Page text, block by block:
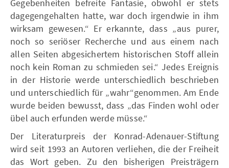
Gegebenheiten befreite Fantasie, obwohl er stets
dagegengehalten hatte, war doch irgendwie in ihm
wirksam gewesen.“ Er erkannte, dass „aus purer,
noch so seriöser Recherche und aus einem nach
allen Seiten abgesichertem historischen Stoff allein
noch kein Roman zu schmieden sei.“ Jedes Ereignis
in der Historie werde unterschiedlich beschrieben
und unterschiedlich für „wahr“genommen. Am Ende
wurde beiden bewusst, dass „das Finden wohl oder
übel auch erfunden werde müsse.“
Der Literaturpreis der Konrad-Adenauer-Stiftung
wird seit 1993 an Autoren verliehen, die der Freiheit
das Wort geben. Zu den bisherigen Preisträgern